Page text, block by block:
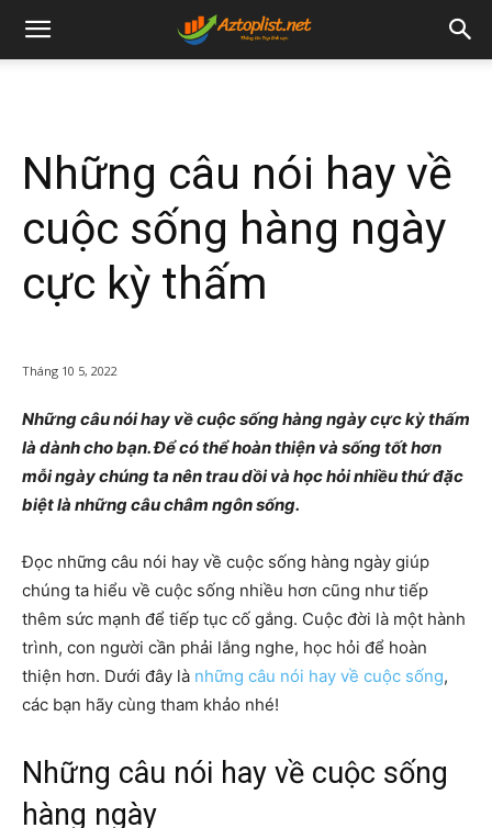
Những câu nói hay về
cuộc sống hàng ngày
cực kỳ thấm
Tháng 10 5, 2022
Những câu nói hay về cuộc sống hàng ngày cực kỳ thấm
là dành cho bạn. Để có thể hoàn thiện và sống tốt hơn
mỗi ngày chúng ta nên trau dồi và học hỏi nhiều thứ đặc
biệt là những câu châm ngôn sống.
Đọc những câu nói hay về cuộc sống hàng ngày giúp
chúng ta hiểu về cuộc sống nhiều hơn cũng như tiếp
thêm sức mạnh để tiếp tục cố gắng. Cuộc đời là một hành
trình, con người cần phải lắng nghe, học hỏi để hoàn
thiện hơn. Dưới đây là những câu nói hay về cuộc sống,
các bạn hãy cùng tham khảo nhé!
Những câu nói hay về cuộc sống
hàng ngày